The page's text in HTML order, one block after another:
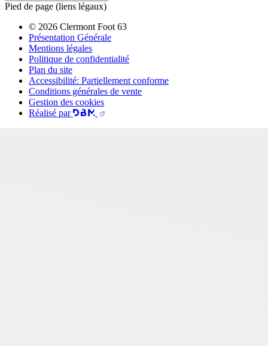
Pied de page (liens légaux)
© 2026 Clermont Foot 63
Présentation Générale
Mentions légales
Politique de confidentialité
Plan du site
Accessibilité: Partiellement conforme
Conditions générales de vente
Gestion des cookies
Réalisé par